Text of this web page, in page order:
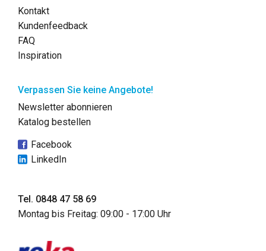
Kontakt
Kundenfeedback
FAQ
Inspiration
Verpassen Sie keine Angebote!
Newsletter abonnieren
Katalog bestellen
Facebook
LinkedIn
Tel. 0848 47 58 69
Montag bis Freitag: 09:00 - 17:00 Uhr